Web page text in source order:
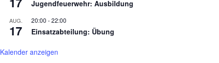
Jugendfeuerwehr: Ausbildung
AUG.
17
20:00 -22:00
Einsatzabteilung: Übung
Kalender anzeigen